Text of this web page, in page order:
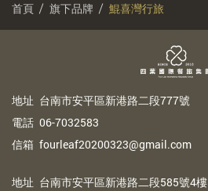
首頁 旗下品牌 鯤喜灣行旅
地址 台南市安平區新港路二段777號
電話 06-7032583
信箱 fourleaf20200323@gmail.com
地址 台南市安平區新港路二段585號4樓